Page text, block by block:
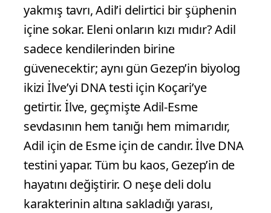
yakmış tavrı, Adil’i delirtici bir şüphenin
içine sokar. Eleni onların kızı mıdır? Adil
sadece kendilerinden birine
güvenecektir; aynı gün Gezep’in biyolog
ikizi İlve’yi DNA testi için Koçari’ye
getirtir. İlve, geçmişte Adil-Esme
sevdasının hem tanığı hem mimarıdır,
Adil için de Esme için de candır. İlve DNA
testini yapar. Tüm bu kaos, Gezep’in de
hayatını değiştirir. O neşe deli dolu
karakterinin altına sakladığı yarası,